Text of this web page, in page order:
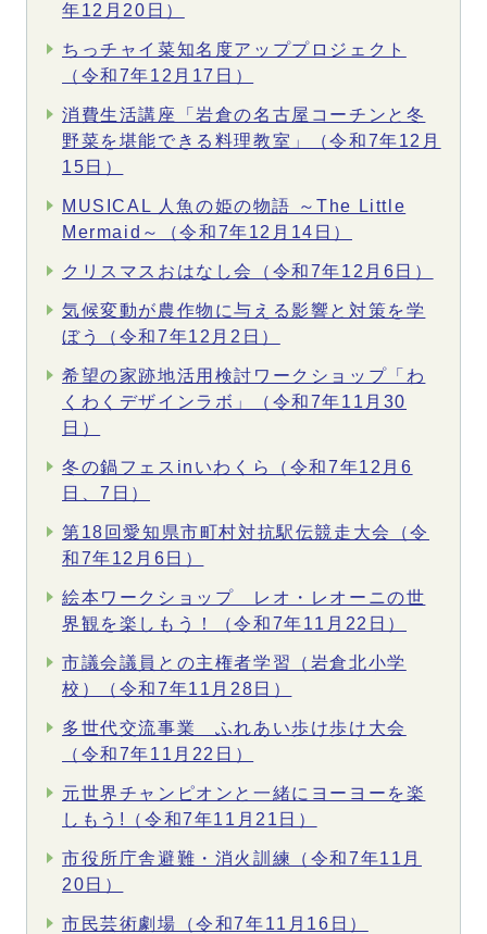
年12月20日）
ちっチャイ菜知名度アッププロジェクト
（令和7年12月17日）
消費生活講座「岩倉の名古屋コーチンと冬
野菜を堪能できる料理教室」（令和7年12月
15日）
MUSICAL 人魚の姫の物語 ～The Little
Mermaid～（令和7年12月14日）
クリスマスおはなし会（令和7年12月6日）
気候変動が農作物に与える影響と対策を学
ぼう（令和7年12月2日）
希望の家跡地活用検討ワークショップ「わ
くわくデザインラボ」（令和7年11月30
日）
冬の鍋フェスinいわくら（令和7年12月6
日、7日）
第18回愛知県市町村対抗駅伝競走大会（令
和7年12月6日）
絵本ワークショップ レオ・レオーニの世
界観を楽しもう！（令和7年11月22日）
市議会議員との主権者学習（岩倉北小学
校）（令和7年11月28日）
多世代交流事業 ふれあい歩け歩け大会
（令和7年11月22日）
元世界チャンピオンと一緒にヨーヨーを楽
しもう!（令和7年11月21日）
市役所庁舎避難・消火訓練（令和7年11月
20日）
市民芸術劇場（令和7年11月16日）